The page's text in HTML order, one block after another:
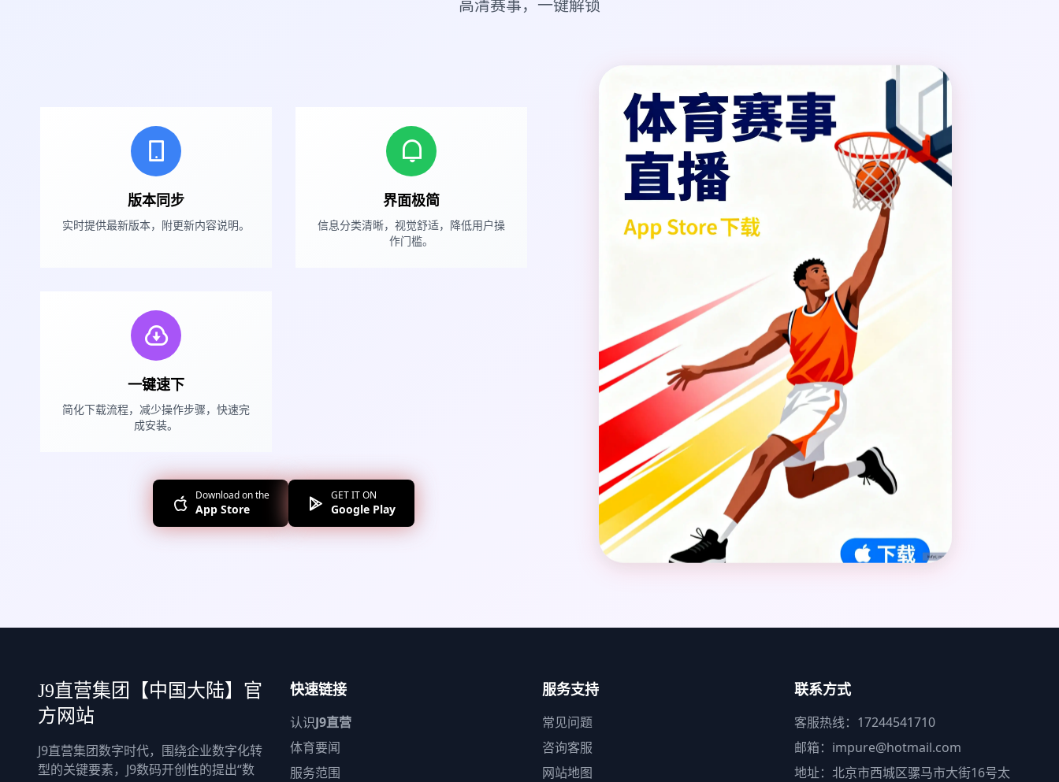
高清赛事，一键解锁
版本同步
实时提供最新版本，附更新内容说明。
界面极简
信息分类清晰，视觉舒适，降低用户操
作门槛。
一键速下
简化下载流程，减少操作步骤，快速完
成安装。
Download on the
App Store
GET IT ON
Google Play
J9直营集团【中国大陆】官
方网站
J9直营集团数字时代，围绕企业数字化转
型的关键要素，J9数码开创性的提出“数
快速链接
认识J9直营
体育要闻
服务范围
服务支持
常见问题
咨询客服
网站地图
联系方式
客服热线：17244541710
邮箱：impure@hotmail.com
地址：北京市西城区骡马市大街16号太